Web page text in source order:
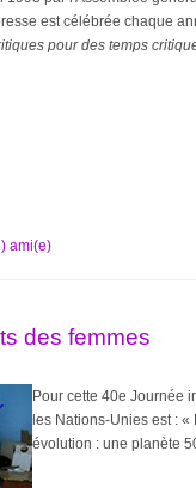
est célébrée chaque
pour des temps
ami(e)
des femmes
Pour cette 40e Journée
les Nations-Unies est :
évolution : une planète